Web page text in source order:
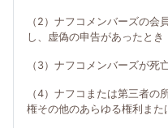
（2）ナフコメンバーズの会
し、虚偽の申告があったとき
（3）ナフコメンバーズが死
（4）ナフコまたは第三者の
権その他のあらゆる権利また